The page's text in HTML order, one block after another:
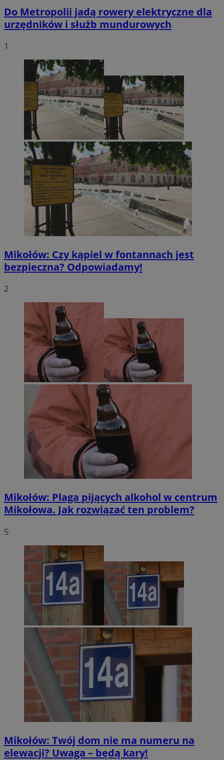
Do Metropolii jadą rowery elektryczne dla
urzędników i służb mundurowych
1
Mikołów: Czy kąpiel w fontannach jest
bezpieczna? Odpowiadamy!
2
Mikołów: Plaga pijących alkohol w centrum
Mikołowa. Jak rozwiązać ten problem?
5
Mikołów: Twój dom nie ma numeru na
elewacji? Uwaga – będą kary!